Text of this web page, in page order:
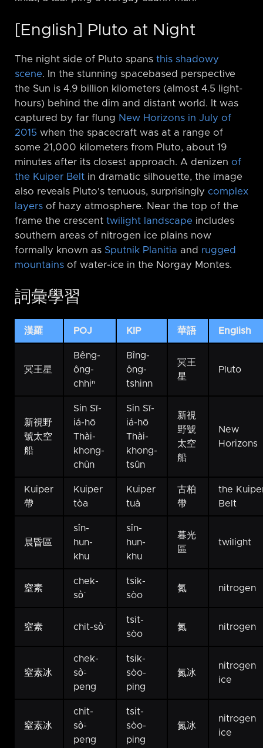
[English] Pluto at Night
The night side of Pluto spans this shadowy
scene. In the stunning spacebased perspective
the Sun is 4.9 billion kilometers (almost 4.5 light-
hours) behind the dim and distant world. It was
captured by far flung New Horizons in July of
2015 when the spacecraft was at a range of
some 21,000 kilometers from Pluto, about 19
minutes after its closest approach. A denizen of
the Kuiper Belt in dramatic silhouette, the image
also reveals Pluto's tenuous, surprisingly complex
layers of hazy atmosphere. Near the top of the
frame the crescent twilight landscape includes
southern areas of nitrogen ice plains now
formally known as Sputnik Planitia and rugged
mountains of water-ice in the Norgay Montes.
詞彙學習
漢羅 POJ KIP 華語 English
冥王星
Bêng-
ông-
chhiⁿ
Bîng-
ông-
tshinn
冥王
星
Pluto
新視野
號太空
船
Sin Sī-
iá-hō
Thài-
khong-
chûn
Sin Sī-
iá-hō
Thài-
khong-
tsûn
新視
野號
太空
船
New
Horizons
Kuiper
帶
Kuiper
tòa
Kuiper
tuà
古柏
帶
the
Belt
晨昏區
sîn-
hun-
khu
sîn-
hun-
khu
暮光
區
twilight
窒素
chek-
sò͘
tsik-
sòo
氮 nitrogen
窒素 chit-sò͘
tsit-
sòo
氮 nitrogen
窒素冰
chek-
sò͘-
peng
tsik-
sòo-
ping
氮冰
nitrogen
ice
窒素冰
chit-
sò͘-
peng
tsit-
sòo-
ping
氮冰
nitrogen
ice